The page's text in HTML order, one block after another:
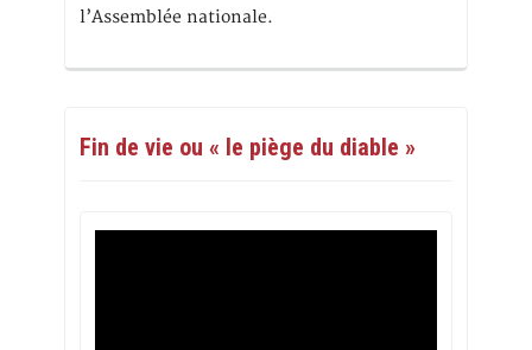
l’Assemblée nationale.
Fin de vie ou « le piège du diable »